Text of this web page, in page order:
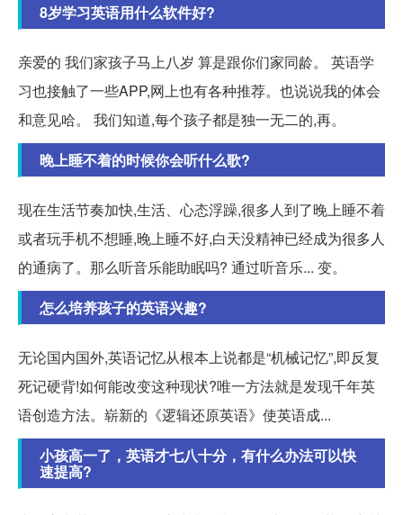
8岁学习英语用什么软件好?
亲爱的 我们家孩子马上八岁 算是跟你们家同龄。 英语学
习也接触了一些APP,网上也有各种推荐。也说说我的体会
和意见哈。 我们知道,每个孩子都是独一无二的,再。
晚上睡不着的时候你会听什么歌?
现在生活节奏加快,生活、心态浮躁,很多人到了晚上睡不着
或者玩手机不想睡,晚上睡不好,白天没精神已经成为很多人
的通病了。那么听音乐能助眠吗? 通过听音乐... 变。
怎么培养孩子的英语兴趣?
无论国内国外,英语记忆从根本上说都是“机械记忆”,即反复
死记硬背!如何能改变这种现状?唯一方法就是发现千年英
语创造方法。崭新的《逻辑还原英语》使英语成...
小孩高一了，英语才七八十分，有什么办法可以快
速提高?